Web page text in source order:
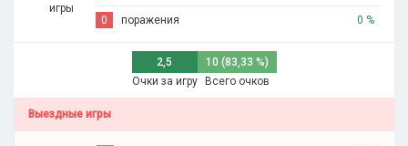
игры
0 поражения 0 %
2,5
Очки за игру
10 (83,33 %)
Всего очков
Выездные игры